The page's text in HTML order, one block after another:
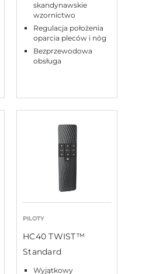
skandynawskie
wzornictwo
Regulacja położenia
oparcia pleców i nóg
Bezprzewodowa
obsługa
PILOTY
HC40 TWIST™
Standard
Wyjątkowy